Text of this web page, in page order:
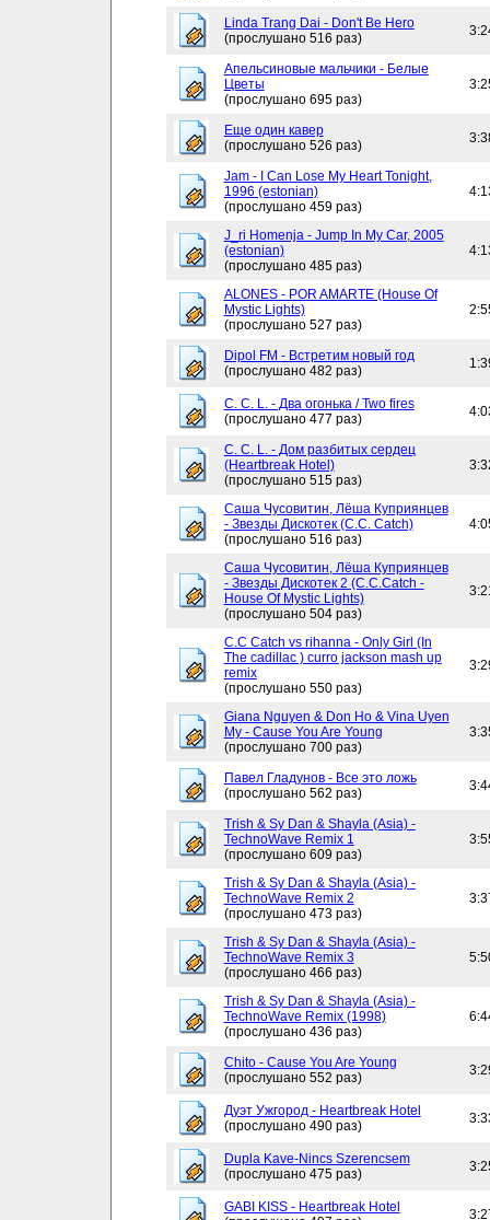
Linda Trang Dai - Don't Be Hero
(прослушано 516 раз)
Апельсиновые мальчики - Белые
Цветы
(прослушано 695 раз)
Еще один кавер
(прослушано 526 раз)
Jam - I Can Lose My Heart Tonight,
1996 (estonian)
(прослушано 459 раз)
J_ri Homenja - Jump In My Car, 2005
(estonian)
(прослушано 485 раз)
ALONES - POR AMARTE (House Of
Mystic Lights)
(прослушано 527 раз)
Dipol FM - Встретим новый год
(прослушано 482 раз)
C. C. L. - Два огонька / Two fires
(прослушано 477 раз)
C. C. L. - Дом разбитых сердец
(Heartbreak Hotel)
(прослушано 515 раз)
Саша Чусовитин, Лёша Куприянцев
- Звезды Дискотек (C.C. Catch)
(прослушано 516 раз)
Саша Чусовитин, Лёша Куприянцев
- Звезды Дискотек 2 (C.C.Catch -
House Of Mystic Lights)
(прослушано 504 раз)
C.C Catch vs rihanna - Only Girl (In
The cadillac ) curro jackson mash up
remix
(прослушано 550 раз)
Giana Nguyen & Don Ho & Vina Uyen
My - Cause You Are Young
(прослушано 700 раз)
Павел Гладунов - Все это ложь
(прослушано 562 раз)
Trish & Sy Dan & Shayla (Asia) -
TechnoWave Remix 1
(прослушано 609 раз)
Trish & Sy Dan & Shayla (Asia) -
TechnoWave Remix 2
(прослушано 473 раз)
Trish & Sy Dan & Shayla (Asia) -
TechnoWave Remix 3
(прослушано 466 раз)
Trish & Sy Dan & Shayla (Asia) -
TechnoWave Remix (1998)
(прослушано 436 раз)
Chito - Cause You Are Young
(прослушано 552 раз)
Дуэт Ужгород - Heartbreak Hotel
(прослушано 490 раз)
Dupla Kave-Nincs Szerencsem
(прослушано 475 раз)
GABI KISS - Heartbreak Hotel